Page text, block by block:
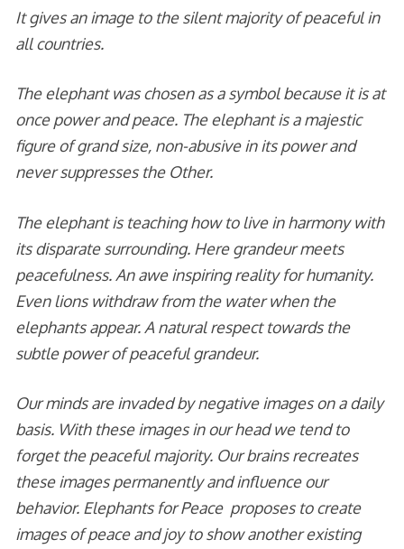
It gives an image to the silent majority of peaceful in
all countries.
The elephant was chosen as a symbol because it is at
once power and peace. The elephant is a majestic
figure of grand size, non-abusive in its power and
never suppresses the Other.
The elephant is teaching how to live in harmony with
its disparate surrounding. Here grandeur meets
peacefulness. An awe inspiring reality for humanity.
Even lions withdraw from the water when the
elephants appear. A natural respect towards the
subtle power of peaceful grandeur.
Our minds are invaded by negative images on a daily
basis. With these images in our head we tend to
forget the peaceful majority. Our brains recreates
these images permanently and influence our
behavior. Elephants for Peace proposes to create
images of peace and joy to show another existing